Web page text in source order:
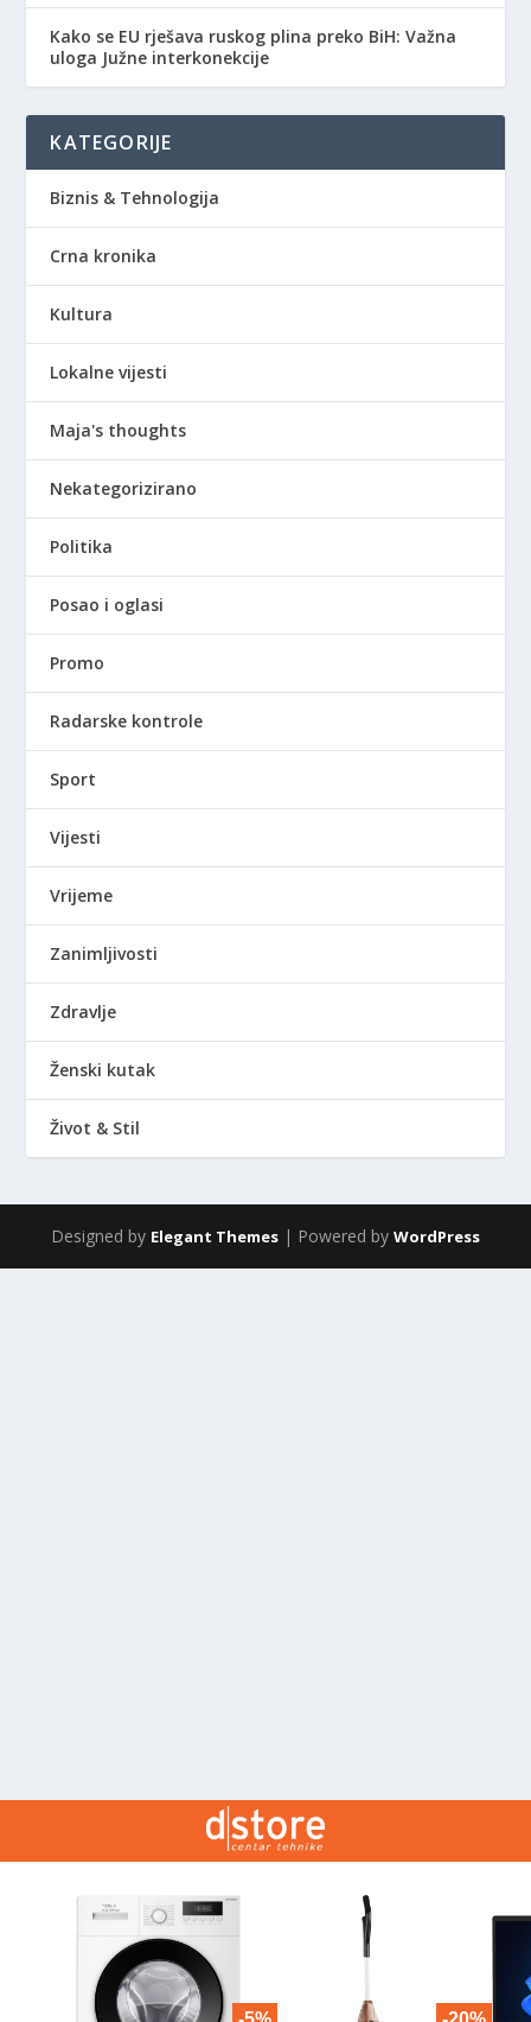
Kako se EU rješava ruskog plina preko BiH: Važna
uloga Južne interkonekcije
KATEGORIJE
Biznis & Tehnologija
Crna kronika
Kultura
Lokalne vijesti
Maja's thoughts
Nekategorizirano
Politika
Posao i oglasi
Promo
Radarske kontrole
Sport
Vijesti
Vrijeme
Zanimljivosti
Zdravlje
Ženski kutak
Život & Stil
Designed by Elegant Themes | Powered by WordPress